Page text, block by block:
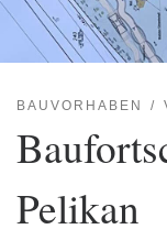
BAUVORHABEN
Pelikan